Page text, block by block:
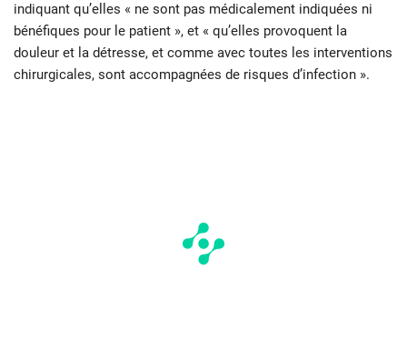
indiquant qu’elles « ne sont pas médicalement indiquées ni
bénéfiques pour le patient », et « qu’elles provoquent la
douleur et la détresse, et comme avec toutes les interventions
chirurgicales, sont accompagnées de risques d’infection ».